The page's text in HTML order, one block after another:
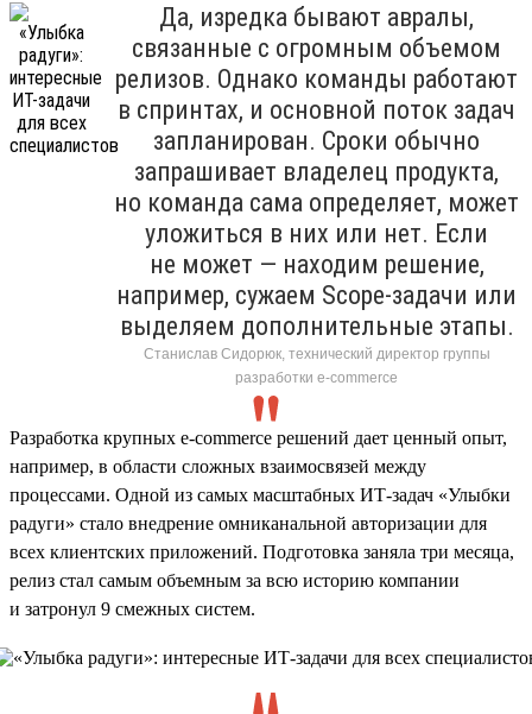
Да, изредка бывают авралы,
связанные с огромным объемом
релизов. Однако команды работают
в спринтах, и основной поток задач
запланирован. Сроки обычно
запрашивает владелец продукта,
но команда сама определяет, может
уложиться в них или нет. Если
не может — находим решение,
например, сужаем Scope-задачи или
выделяем дополнительные этапы.
Станислав Сидорюк, технический директор группы
разработки e-commerce
Разработка крупных e-commerce решений дает ценный опыт,
например, в области сложных взаимосвязей между
процессами. Одной из самых масштабных ИТ-задач «Улыбки
радуги» стало внедрение омниканальной авторизации для
всех клиентских приложений. Подготовка заняла три месяца,
релиз стал самым объемным за всю историю компании
и затронул 9 смежных систем.